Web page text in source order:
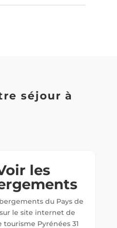
séjour à
les
du Pays de
le site internet de
tourisme Pyrénées 31